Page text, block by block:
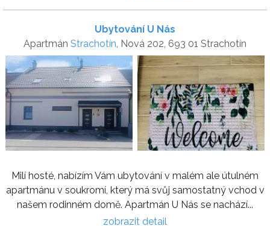
Ubytování U Nás
Apartmán Strachotín , Nová 202, 693 01 Strachotín
Milí hosté, nabízím Vám ubytování v malém ale útulném
apartmánu v soukromí, který má svůj samostatný vchod v
našem rodinném domě. Apartmán U Nás se nachází...
zobrazit detail